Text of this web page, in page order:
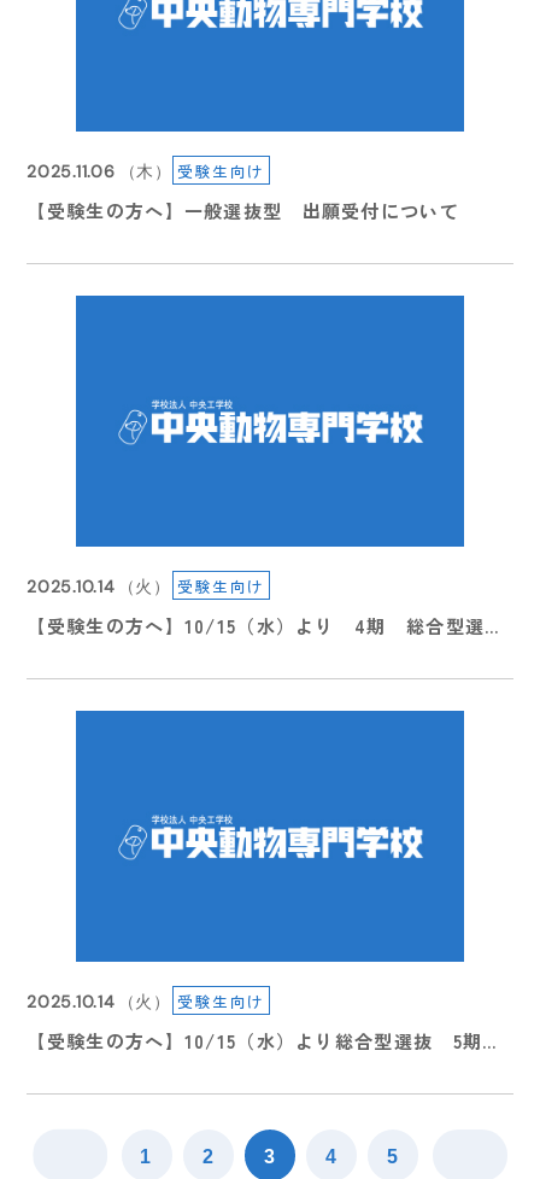
（水）
【information】休業について
（水）
こんにちは、暑い日々が続いてます。
今日は、先日開催された体育祭、
2025.11.06 （木） 受験生向け
【受験生の方へ】一般選抜型 出願受付について
2025.10.14 （火） 受験生向け
【受験生の方へ】10/15（水）より 4期 総合型選抜
2025.10.14 （火） 受験生向け
【受験生の方へ】10/15（水）より総合型選抜 5期エ
1 2 3 4 5